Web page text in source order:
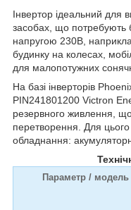
Інвертор ідеальний для
засобах, що потребують
напругою 230В,
будинку на колесах,
для малопотужних
На базі інверторів
PIN241801200 Victron
резервного живлення,
перетворення. Для
обладнання:
Параметр / модель